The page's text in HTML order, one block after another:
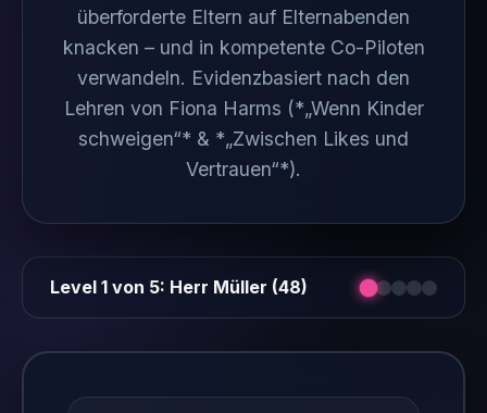
überforderte Eltern auf Elternabenden
knacken – und in kompetente Co-Piloten
verwandeln. Evidenzbasiert nach den
Lehren von Fiona Harms (*„Wenn Kinder
schweigen“* & *„Zwischen Likes und
Vertrauen“*).
Level 1 von 5: Herr Müller (48)